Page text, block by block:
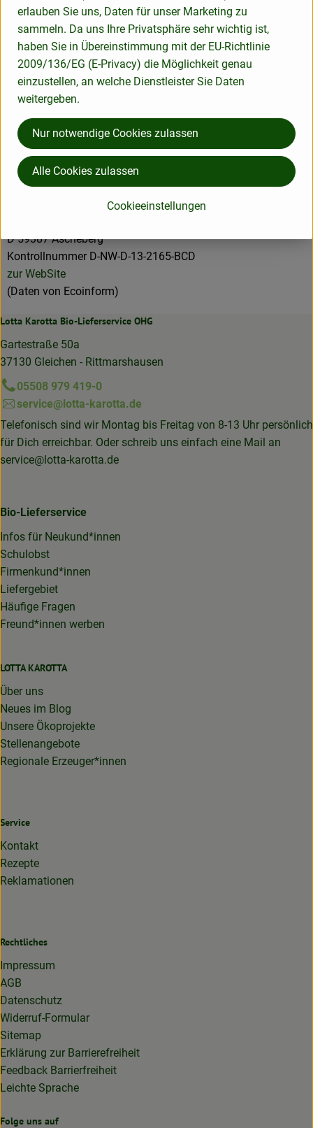
Herkunft
Hersteller: Schramm
Spanien
zur Webseite
Midsona Deutschland GmbH
D 59387 Ascheberg
Kontrollnummer D-NW-D-13-2165-BCD
zur WebSite
(Daten von Ecoinform)
Lotta Karotta Bio-Lieferservice OHG
Gartestraße 50a
37130 Gleichen - Rittmarshausen
05508 979 419-0
service@lotta-karotta.de
Telefonisch sind wir Montag bis Freitag von 8-13 Uhr persönlich
für Dich erreichbar. Oder schreib uns einfach eine Mail an
service@lotta-karotta.de
Bio-Lieferservice
Infos für Neukund*innen
Schulobst
Firmenkund*innen
Liefergebiet
Häufige Fragen
Freund*innen werben
LOTTA KAROTTA
Über uns
Neues im Blog
Unsere Ökoprojekte
Stellenangebote
Regionale Erzeuger*innen
Service
Kontakt
Rezepte
Reklamationen
Rechtliches
Impressum
AGB
Datenschutz
Widerruf-Formular
Sitemap
Erklärung zur Barrierefreiheit
Feedback Barrierfreiheit
Leichte Sprache
Folge uns auf
erlauben Sie uns, Daten für unser Marketing zu
sammeln. Da uns Ihre Privatsphäre sehr wichtig ist,
haben Sie in Übereinstimmung mit der EU-Richtlinie
2009/136/EG (E-Privacy) die Möglichkeit genau
einzustellen, an welche Dienstleister Sie Daten
weitergeben.
Cookieeinstellungen
Nur notwendige Cookies zulassen
Alle Cookies zulassen